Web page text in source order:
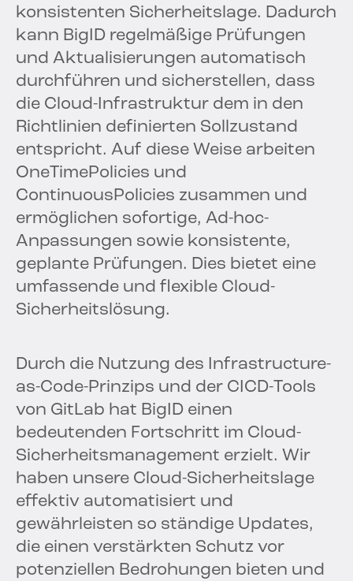
konsistenten Sicherheitslage. Dadurch
kann BigID regelmäßige Prüfungen
und Aktualisierungen automatisch
durchführen und sicherstellen, dass
die Cloud-Infrastruktur dem in den
Richtlinien definierten Sollzustand
entspricht. Auf diese Weise arbeiten
OneTimePolicies und
ContinuousPolicies zusammen und
ermöglichen sofortige, Ad-hoc-
Anpassungen sowie konsistente,
geplante Prüfungen. Dies bietet eine
umfassende und flexible Cloud-
Sicherheitslösung.
Durch die Nutzung des Infrastructure-
as-Code-Prinzips und der CICD-Tools
von GitLab hat BigID einen
bedeutenden Fortschritt im Cloud-
Sicherheitsmanagement erzielt. Wir
haben unsere Cloud-Sicherheitslage
effektiv automatisiert und
gewährleisten so ständige Updates,
die einen verstärkten Schutz vor
potenziellen Bedrohungen bieten und